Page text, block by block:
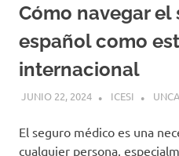
Cómo navegar
español como
internacional
JUNIO 22, 2024 ICESI
El seguro médico es una
cualquier persona,